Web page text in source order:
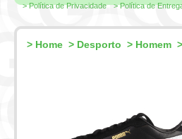
> Política de Privacidade > Política de
> Home > Desporto > Homem >